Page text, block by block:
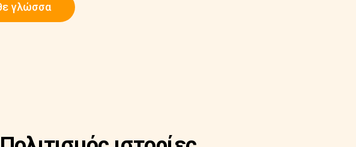
γλώσσα